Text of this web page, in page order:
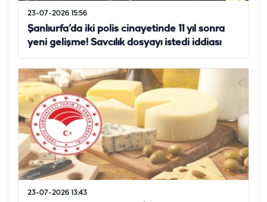
23-07-2026 15:56
Şanlıurfa’da iki polis cinayetinde 11 yıl sonra
yeni gelişme! Savcılık dosyayı istedi iddiası
23-07-2026 13:43